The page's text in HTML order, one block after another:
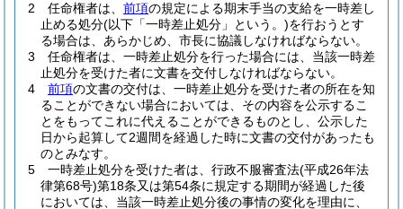
2
任命権者は、 前項の規定による期末手当の支給を一時差し
止める処分(以下「一時差止処分」という。)を行おうとす
る場合は、あらかじめ、市長に協議しなければならない。
3
任命権者は、一時差止処分を行った場合には、当該一時差
止処分を受けた者に文書を交付しなければならない。
4
前項の文書の交付は、一時差止処分を受けた者の所在を知
ることができない場合においては、その内容を公示するこ
とをもってこれに代えることができるものとし、公示した
日から起算して2週間を経過した時に文書の交付があったも
のとみなす。
5
一時差止処分を受けた者は、行政不服審査法(平成26年法
律第68号)第18条又は第54条に規定する期間が経過した後
においては、当該一時差止処分後の事情の変化を理由に、